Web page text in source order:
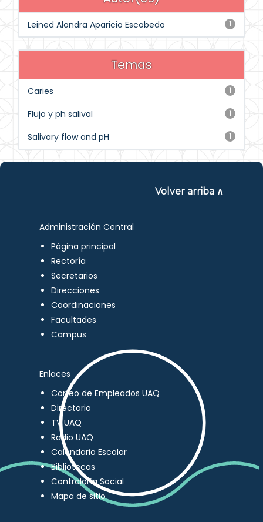
1
Leined Alondra Aparicio Escobedo
Temas
1
Caries
1
Flujo y ph salival
1
Salivary flow and pH
Volver arriba ∧
Administración Central
Página principal
Rectoría
Secretarios
Direcciones
Coordinaciones
Facultades
Campus
Enlaces
Correo de Empleados UAQ
Directorio
TV UAQ
Radio UAQ
Calendario Escolar
Bibliotecas
Contraloría Social
Mapa de sitio